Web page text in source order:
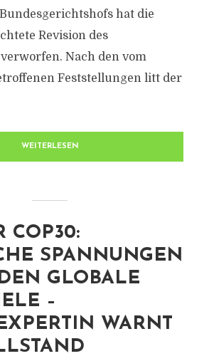
hat die
Revision des
Nach den vom
Feststellungen litt der
WEITERLESEN
COP30:
SPANNUNGEN
GLOBALE
–
WARNT